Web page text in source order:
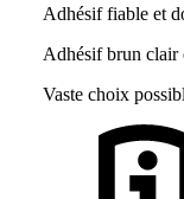
Adhésif fiable et
Adhésif brun clair
Vaste choix